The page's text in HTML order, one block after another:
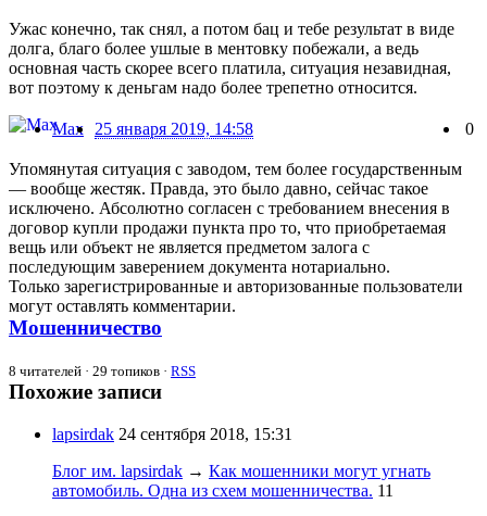
Ужас конечно, так снял, а потом бац и тебе результат в виде
долга, благо более ушлые в ментовку побежали, а ведь
основная часть скорее всего платила, ситуация незавидная,
вот поэтому к деньгам надо более трепетно относится.
Max 25 января 2019, 14:58 0
Упомянутая ситуация с заводом, тем более государственным
— вообще жестяк. Правда, это было давно, сейчас такое
исключено. Абсолютно согласен с требованием внесения в
договор купли продажи пункта про то, что приобретаемая
вещь или объект не является предметом залога с
последующим заверением документа нотариально.
Только зарегистрированные и авторизованные пользователи
могут оставлять комментарии.
Мошенничество
8 читателей · 29 топиков · RSS
Похожие записи
lapsirdak 24 сентября 2018, 15:31
Блог им. lapsirdak → Как мошенники могут угнать
автомобиль. Одна из схем мошенничества. 11